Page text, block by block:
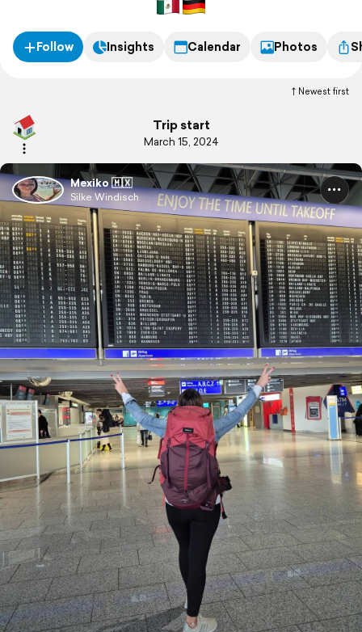
Follow Insights Calendar Photos
Newest first
Trip start
March 15, 2024
Mexiko 🇲🇽
Silke Windisch